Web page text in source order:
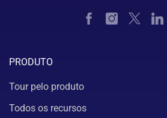
PRODUTO
Tour pelo produto
Todos os recursos